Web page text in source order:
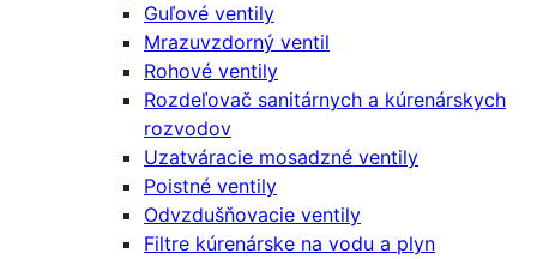
Guľové ventily
Mrazuvzdorný ventil
Rohové ventily
Rozdeľovač sanitárnych a kúrenárskych
rozvodov
Uzatváracie mosadzné ventily
Poistné ventily
Odvzdušňovacie ventily
Filtre kúrenárske na vodu a plyn